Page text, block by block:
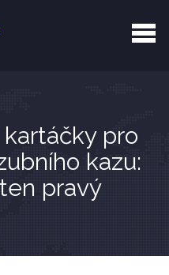
pro
kazu:
pravý